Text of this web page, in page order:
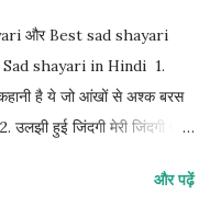
और Best sad shayari
Sad shayari in Hindi 1.
है ये जो आंखों से अश्क बरस
उलझी हुई जिंदगी मेरी जिंदगी एक
गम मेरे खामोशी का शोर कोई सुन
और पढ़ें